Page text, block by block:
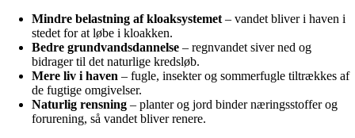
Mindre belastning af kloaksystemet– vandet bliver i haven i
stedet for at løbe i kloakken.
Bedre grundvandsdannelse – regnvandet siver ned og
bidrager til det naturlige kredsløb.
Mere liv i haven – fugle, insekter og sommerfugle tiltrækkes af
de fugtige omgivelser.
Naturlig rensning – planter og jord binder næringsstoffer og
forurening, så vandet bliver renere.